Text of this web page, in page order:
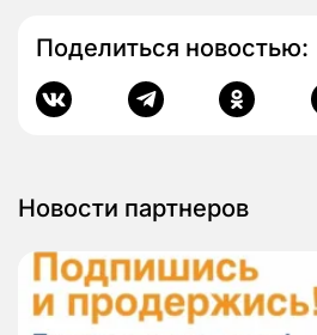
Поделиться новостью:
Новости партнеров